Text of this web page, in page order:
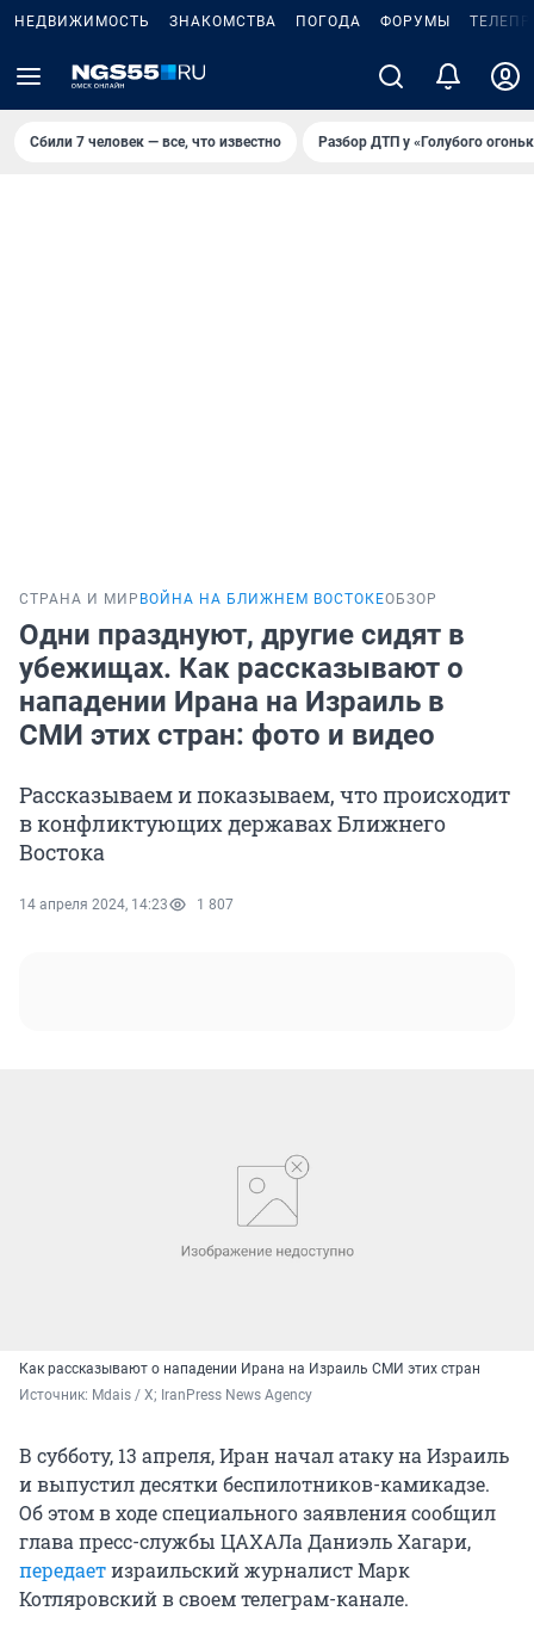
НЕДВИЖИМОСТЬ ЗНАКОМСТВА ПОГОДА ФОРУМЫ
Сбили 7 человек — все, что известно Разбор ДТП у «Голубого
СТРАНА И МИР ВОЙНА НА БЛИЖНЕМ ВОСТОКЕОБЗОР
Одни празднуют, другие сидят в
убежищах. Как рассказывают о
нападении Ирана на Израиль в
СМИ этих стран: фото и видео
Рассказываем и показываем, что происходит
в конфликтующих державах Ближнего
Востока
14 апреля 2024, 14:23 1 807
Как рассказывают о нападении Ирана на Израиль СМИ этих стран
Источник: Mdais / X; IranPress News Agency
В субботу, 13 апреля, Иран начал атаку на Израиль
и выпустил десятки беспилотников-камикадзе.
Об этом в ходе специального заявления сообщил
глава пресс-службы ЦАХАЛа Даниэль Хагари,
передаетизраильский журналист Марк
Котляровский в своем телеграм-канале.